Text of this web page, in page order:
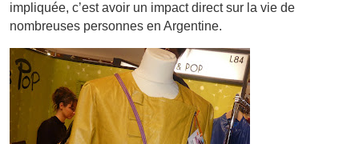
impliquée, c’est avoir un impact direct sur la vie de
nombreuses personnes en Argentine.